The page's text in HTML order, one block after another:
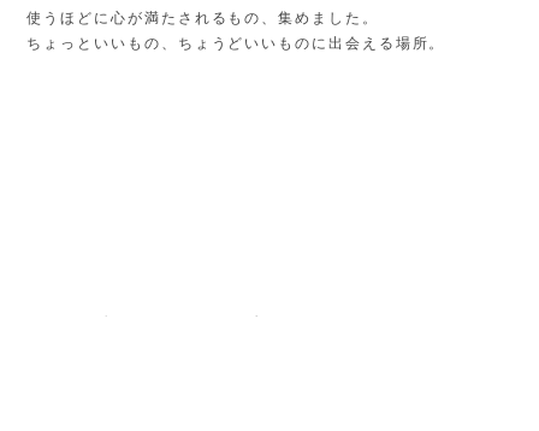
使うほどに心が満たされるもの、集めました。
ちょっといいもの、ちょうどいいものに出会える場所。